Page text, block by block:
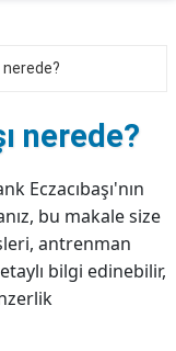
nerede?
nerede?
Eczacıbaşı'nın
bu makale size
antrenman
bilgi edinebilir,